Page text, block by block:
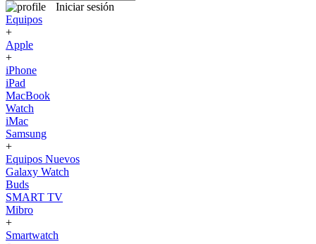
Iniciar sesión
Equipos
+
Apple
+
iPhone
iPad
MacBook
Watch
iMac
Samsung
+
Equipos Nuevos
Galaxy Watch
Buds
SMART TV
Mibro
+
Smartwatch